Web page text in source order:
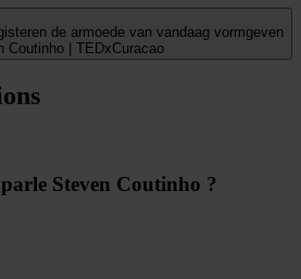
de armoede van vandaag vormgeven
Coutinho | TEDxCuracao
Steven Coutinho ?